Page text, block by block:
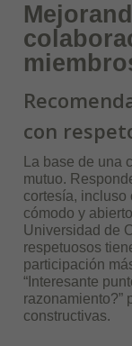
con
La base de una
mutuo.
cortesía, incluso
cómodo y
Universidad de
respetuosos
participación
“Interesante
razonamiento?”
constructivas.